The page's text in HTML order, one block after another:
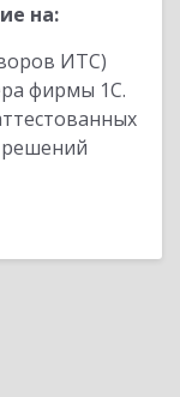
на:
ИТС)
фирмы 1С.
решений